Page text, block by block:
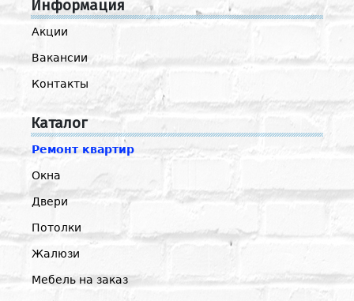
Информация
Акции
Вакансии
Контакты
Каталог
Ремонт квартир
Окна
Двери
Потолки
Жалюзи
Мебель на заказ